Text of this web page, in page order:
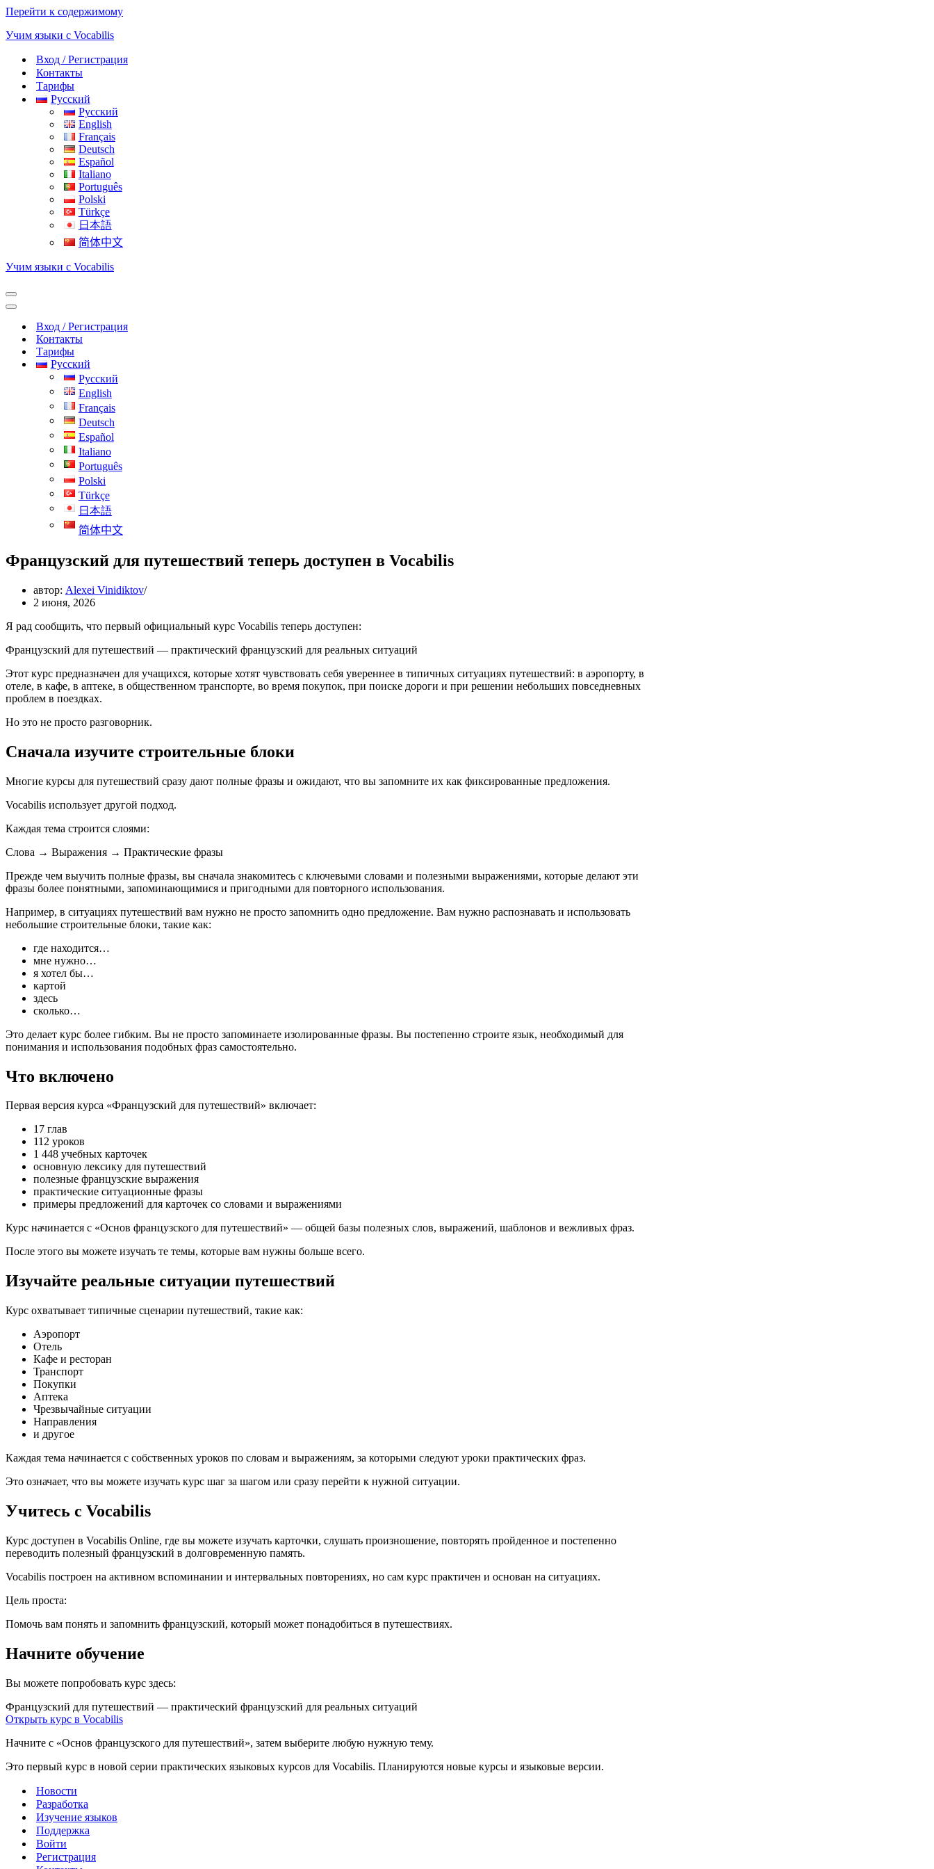
Перейти к содержимому
Учим языки с Vocabilis
Вход / Регистрация
Контакты
Тарифы
Русский
Русский
English
Français
Deutsch
Español
Italiano
Português
Polski
Türkçe
日本語
简体中文
Учим языки с Vocabilis
Меню
навигации
Меню
навигацииВход / Регистрация
Контакты
Тарифы
Русский
Русский
English
Français
Deutsch
Español
Italiano
Português
Polski
Türkçe
日本語
简体中文
Французский для путешествий теперь доступен в Vocabilis
автор: Alexei Vinidiktov
2 июня, 2026
Я рад сообщить, что первый официальный курс Vocabilis теперь доступен:
Французский для путешествий — практический французский для реальных ситуаций
Этот курс предназначен для учащихся, которые хотят чувствовать себя увереннее в типичных ситуациях путешествий: в аэропорту, в
отеле, в кафе, в аптеке, в общественном транспорте, во время покупок, при поиске дороги и при решении небольших повседневных
проблем в поездках.
Но это не просто разговорник.
Сначала изучите строительные блоки
Многие курсы для путешествий сразу дают полные фразы и ожидают, что вы запомните их как фиксированные предложения.
Vocabilis использует другой подход.
Каждая тема строится слоями:
Слова → Выражения → Практические фразы
Прежде чем выучить полные фразы, вы сначала знакомитесь с ключевыми словами и полезными выражениями, которые делают эти
фразы более понятными, запоминающимися и пригодными для повторного использования.
Например, в ситуациях путешествий вам нужно не просто запомнить одно предложение. Вам нужно распознавать и использовать
небольшие строительные блоки, такие как:
где находится…
мне нужно…
я хотел бы…
картой
здесь
сколько…
Это делает курс более гибким. Вы не просто запоминаете изолированные фразы. Вы постепенно строите язык, необходимый для
понимания и использования подобных фраз самостоятельно.
Что включено
Первая версия курса «Французский для путешествий» включает:
17 глав
112 уроков
1 448 учебных карточек
основную лексику для путешествий
полезные французские выражения
практические ситуационные фразы
примеры предложений для карточек со словами и выражениями
Курс начинается с «Основ французского для путешествий» — общей базы полезных слов, выражений, шаблонов и вежливых фраз.
После этого вы можете изучать те темы, которые вам нужны больше всего.
Изучайте реальные ситуации путешествий
Курс охватывает типичные сценарии путешествий, такие как:
Аэропорт
Отель
Кафе и ресторан
Транспорт
Покупки
Аптека
Чрезвычайные ситуации
Направления
и другое
Каждая тема начинается с собственных уроков по словам и выражениям, за которыми следуют уроки практических фраз.
Это означает, что вы можете изучать курс шаг за шагом или сразу перейти к нужной ситуации.
Учитесь с Vocabilis
Курс доступен в Vocabilis Online, где вы можете изучать карточки, слушать произношение, повторять пройденное и постепенно
переводить полезный французский в долговременную память.
Vocabilis построен на активном вспоминании и интервальных повторениях, но сам курс практичен и основан на ситуациях.
Цель проста:
Помочь вам понять и запомнить французский, который может понадобиться в путешествиях.
Начните обучение
Вы можете попробовать курс здесь:
Французский для путешествий — практический французский для реальных ситуаций
Открыть курс в Vocabilis
Начните с «Основ французского для путешествий», затем выберите любую нужную тему.
Это первый курс в новой серии практических языковых курсов для Vocabilis. Планируются новые курсы и языковые версии.
Новости
Разработка
Изучение языков
Поддержка
Войти
Регистрация